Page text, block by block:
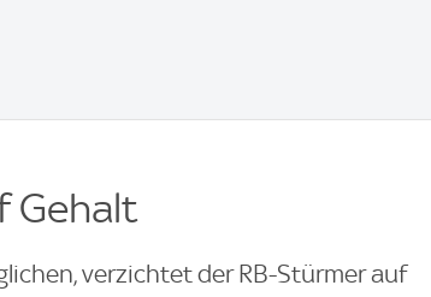
Gehalt
verzichtet der RB-Stürmer auf